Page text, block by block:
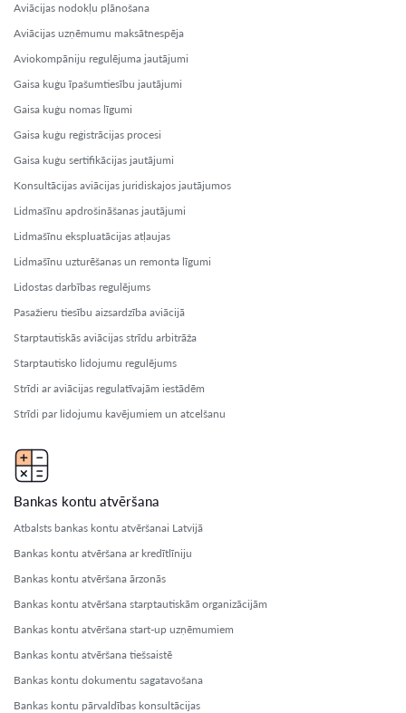
Aviācijas nodokļu plānošana
Aviācijas uzņēmumu maksātnespēja
Aviokompāniju regulējuma jautājumi
Gaisa kuģu īpašumtiesību jautājumi
Gaisa kuģu nomas līgumi
Gaisa kuģu reģistrācijas procesi
Gaisa kuģu sertifikācijas jautājumi
Konsultācijas aviācijas juridiskajos jautājumos
Lidmašīnu apdrošināšanas jautājumi
Lidmašīnu ekspluatācijas atļaujas
Lidmašīnu uzturēšanas un remonta līgumi
Lidostas darbības regulējums
Pasažieru tiesību aizsardzība aviācijā
Starptautiskās aviācijas strīdu arbitrāža
Starptautisko lidojumu regulējums
Strīdi ar aviācijas regulatīvajām iestādēm
Strīdi par lidojumu kavējumiem un atcelšanu
Bankas kontu atvēršana
Atbalsts bankas kontu atvēršanai Latvijā
Bankas kontu atvēršana ar kredītlīniju
Bankas kontu atvēršana ārzonās
Bankas kontu atvēršana starptautiskām organizācijām
Bankas kontu atvēršana start-up uzņēmumiem
Bankas kontu atvēršana tiešsaistē
Bankas kontu dokumentu sagatavošana
Bankas kontu pārvaldības konsultācijas